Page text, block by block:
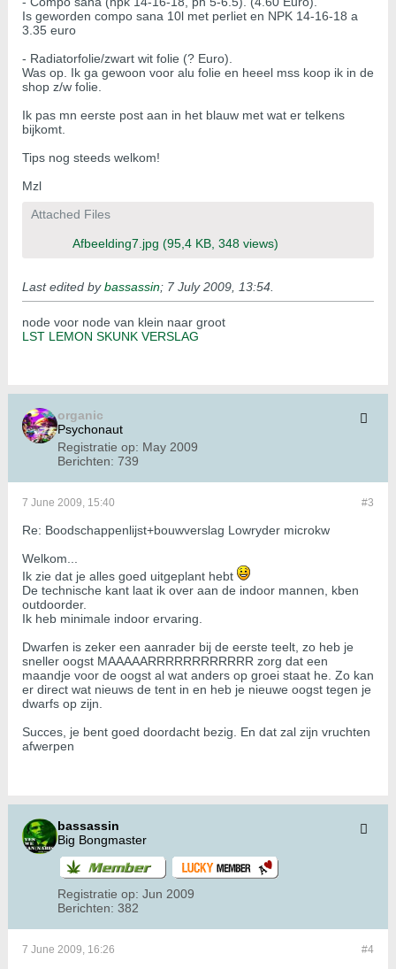
Is geworden compo sana 10l met perliet en NPK 14-16-18 a
3.35 euro
- Radiatorfolie/zwart wit folie (? Euro).
Was op. Ik ga gewoon voor alu folie en heeel mss koop ik in de
shop z/w folie.
Ik pas mn eerste post aan in het blauw met wat er telkens
bijkomt.
Tips nog steeds welkom!
Mzl
Attached Files
Afbeelding7.jpg (95,4 KB, 348 views)
Last edited bybassassin; 7 July 2009, 13:54
node voor node van klein naar groot
LST LEMON SKUNK VERSLAG
organic
Psychonaut
Registratie op: May 2009
Berichten: 739
#3
7 June 2009, 15:40
Re: Boodschappenlijst+bouwverslag Lowryder microkw
Welkom...
Ik zie dat je alles goed uitgeplant hebt
De technische kant laat ik over aan de indoor mannen, kben
outdoorder.
Ik heb minimale indoor ervaring.
Dwarfen is zeker een aanrader bij de eerste teelt, zo heb je
sneller oogst MAAAAARRRRRRRRRRRR zorg dat een
maandje voor de oogst al wat anders op groei staat he. Zo kan
er direct wat nieuws de tent in en heb je nieuwe oogst tegen je
dwarfs op zijn.
Succes, je bent goed doordacht bezig. En dat zal zijn vruchten
afwerpen
bassassin
Big Bongmaster
Registratie op: Jun 2009
Berichten: 382
#4
7 June 2009, 16:26